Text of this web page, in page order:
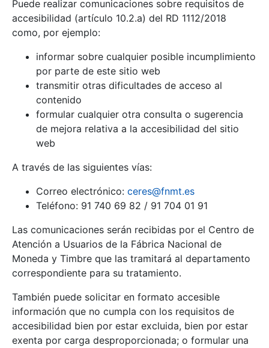
Puede realizar comunicaciones sobre requisitos de
accesibilidad (artículo 10.2.a) del RD 1112/2018
como, por ejemplo:
informar sobre cualquier posible incumplimiento
por parte de este sitio web
transmitir otras dificultades de acceso al
contenido
formular cualquier otra consulta o sugerencia
de mejora relativa a la accesibilidad del sitio
web
A través de las siguientes vías:
Correo electrónico: ceres@fnmt.es
Teléfono: 91 740 69 82 / 91 704 01 91
Las comunicaciones serán recibidas por el Centro de
Atención a Usuarios de la Fábrica Nacional de
Moneda y Timbre que las tramitará al departamento
correspondiente para su tratamiento.
También puede solicitar en formato accesible
información que no cumpla con los requisitos de
accesibilidad bien por estar excluida, bien por estar
exenta por carga desproporcionada; o formular una